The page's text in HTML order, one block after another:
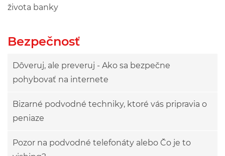
života banky
Bezpečnosť
Dôveruj, ale preveruj - Ako sa bezpečne
pohybovať na internete
Bizarné podvodné techniky, ktoré vás pripravia o
peniaze
Pozor na podvodné telefonáty alebo Čo je to